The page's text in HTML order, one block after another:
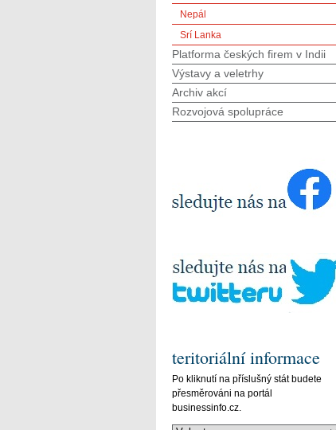
Nepál
Srí Lanka
Platforma českých firem v Indii
Výstavy a veletrhy
Archiv akcí
Rozvojová spolupráce
teritoriální informace
Po kliknutí na příslušný stát budete
přesměrováni na portál
businessinfo.cz.